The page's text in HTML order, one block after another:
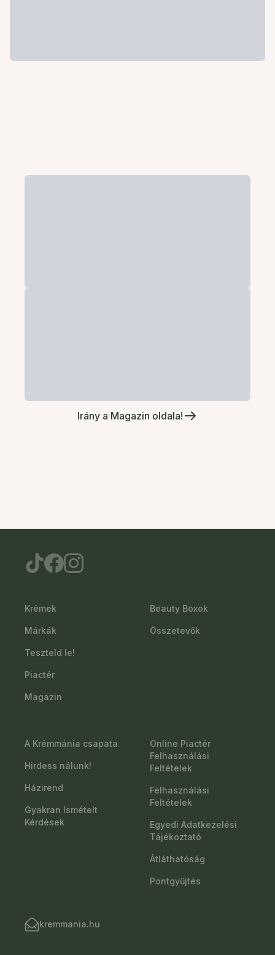
Irány a Magazin oldala!
Krémek
Márkák
Teszteld le!
Piactér
Magazin
Beauty Boxok
Összetevők
A Krémmánia csapata
Hirdess nálunk!
Házirend
Gyakran Ismételt
Kérdések
Online Piactér
Felhasználási
Feltételek
Felhasználási
Feltételek
Egyedi Adatkezelési
Tájékoztató
Átláthatóság
Pontgyűjtés
kremmania.hu